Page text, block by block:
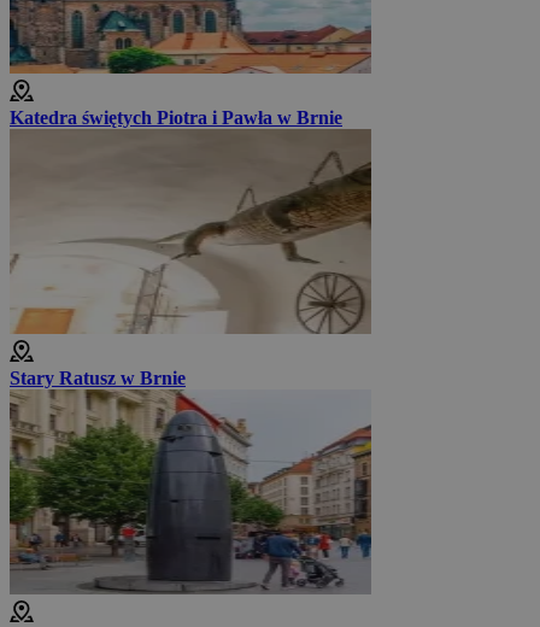
Katedra świętych Piotra i Pawła w Brnie
Stary Ratusz w Brnie